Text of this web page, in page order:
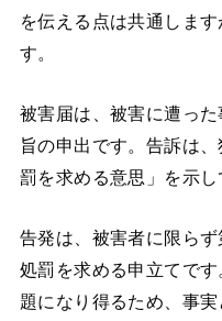
を伝える点は共通しま
す。
被害届は、被害に遭っ
旨の申出です。告訴は
罰を求める意思」を示し
告発は、被害者に限ら
処罰を求める申立てで
題になり得るため、事